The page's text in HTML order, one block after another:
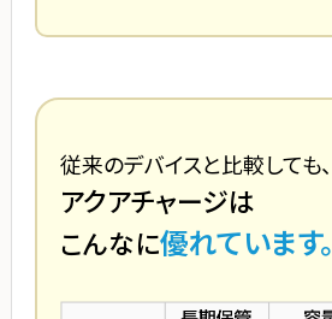
従来のデバイスと比較しても、
アクアチャージは
こんなに優れています。